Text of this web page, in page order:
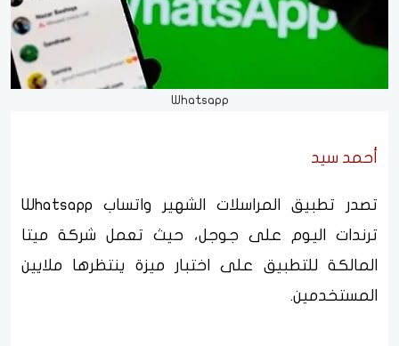
Whatsapp
أحمد سيد
تصدر تطبيق المراسلات الشهير واتساب Whatsapp
ترندات اليوم على جوجل، حيث تعمل شركة ميتا
المالكة للتطبيق على اختبار ميزة ينتظرها ملايين
المستخدمين.